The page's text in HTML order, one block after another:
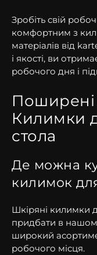
Зробіть свій
комфортним з
матеріалів від
і якості, ви
робочого дня і
Килимки
стола
Де можна
килимок
Шкіряні килимки
придбати в
широкий
робочого місця.